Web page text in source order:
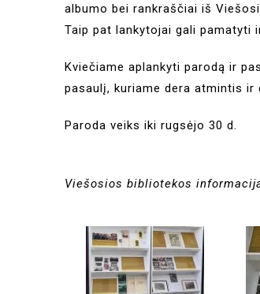
albumo bei rankraščiai iš
Taip pat lankytojai gali pamatyti
Kviečiame aplankyti parodą ir
pasaulį, kuriame dera atmintis
Paroda veiks iki rugsėjo 30 d.
Viešosios bibliotekos